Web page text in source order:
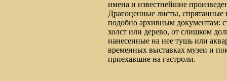
имена и известнейшие
Драгоценные листы, спрятанные
подобно архивным документам:
холст или дерево, от слишком
нанесенные на нее тушь или
временных выставках музеи и
приехавшие на гастроли.